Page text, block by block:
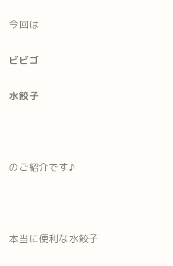
今回は
ビビゴ
水餃子
のご紹介です♪
本当に便利な水餃子